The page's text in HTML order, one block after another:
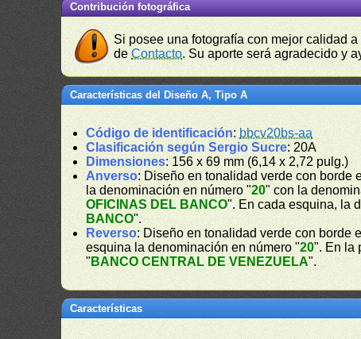
Contribución fotográfica
Si posee una fotografía con mejor calidad
deContacto. Su aporte será agradecido y
Características del Diseño A, Tipo A
Código de identificación: bbcv20bs-aa
Clasificación según Sergio Sucre: 20A
Dimensiones: 156 x 69 mm (6,14 x 2,72 pulg.)
Anverso: Diseño en tonalidad verde con borde
la denominación en número "20" con la
OFICINAS DEL BANCO". En cada esquina, la
BANCO".
Reverso: Diseño en tonalidad verde con borde
esquina la denominación en número "20". En la
" BANCO CENTRAL DE VENEZUELA".
Características